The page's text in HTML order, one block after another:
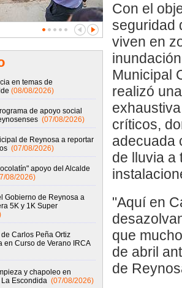
en temas de
(08/08/2026)
de apoyo social
(07/08/2026)
de Reynosa a reportar
(07/08/2026)
apoyo del Alcalde
08/2026)
Gobierno de Reynosa a
5K y 1K Super
Carlos Peña Ortiz
en Curso de Verano IRCA
y chapoleo en
Escondida (07/08/2026)
Con el
seguridad
viven en
Municipal
realizó
críticos,
adecuada
de lluvia a
"Aquí en
que
de abril
de